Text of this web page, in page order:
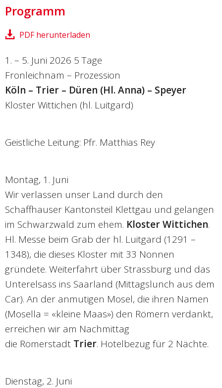
Programm
PDF herunterladen
1. – 5. Juni 2026 5 Tage
Fronleichnam – Prozession
Köln – Trier – Düren (Hl. Anna) – Speyer
Kloster Wittichen (hl. Luitgard)
Geistliche Leitung: Pfr. Matthias Rey
Montag, 1. Juni
Wir verlassen unser Land durch den
Schaffhauser Kantonsteil Klettgau und gelangen
im Schwarzwald zum ehem. Kloster Wittichen.
Hl. Messe beim Grab der hl. Luitgard (1291 –
1348), die dieses Kloster mit 33 Nonnen
gründete. Weiterfahrt über Strassburg und das
Unterelsass ins Saarland (Mittagslunch aus dem
Car). An der anmutigen Mosel, die ihren Namen
(Mosella = «kleine Maas») den Römern verdankt,
erreichen wir am Nachmittag
die Römerstadt Trier. Hotelbezug für 2 Nächte.
Dienstag, 2. Juni